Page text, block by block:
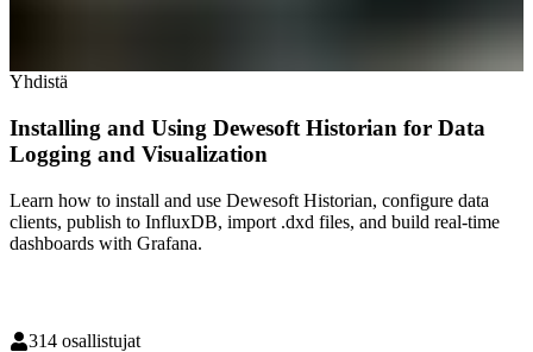
Yhdistä
Installing and Using Dewesoft Historian for Data
Logging and Visualization
Learn how to install and use Dewesoft Historian, configure data
clients, publish to InfluxDB, import .dxd files, and build real-time
dashboards with Grafana.
314 osallistujat